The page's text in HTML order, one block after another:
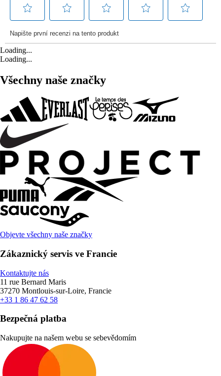
Loading...
Loading...
Všechny naše značky
Objevte všechny naše značky
Zákaznický servis ve Francie
Kontaktujte nás
11 rue Bernard Maris
37270 Montlouis-sur-Loire, Francie
+33 1 86 47 62 58
Bezpečná platba
Nakupujte na našem webu se sebevědomím